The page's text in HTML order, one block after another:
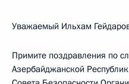
Уважаемый Ильхам
Примите поздравления по
Азербайджанской